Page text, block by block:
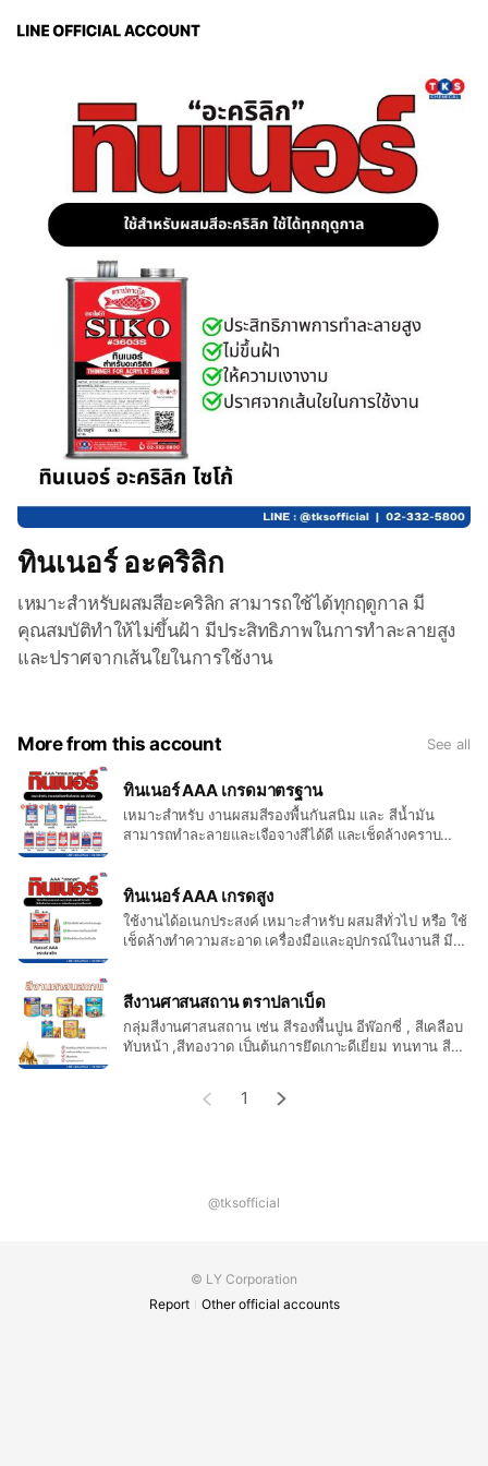
ทินเนอร์ อะคริลิก
เหมาะสำหรับผสมสีอะคริลิก สามารถใช้ได้ทุกฤดูกาล มี
คุณสมบัติทำให้ไม่ขึ้นฝ้า มีประสิทธิภาพในการทำละลายสูง
และปราศจากเส้นใยในการใช้งาน
More from this account See all
ทินเนอร์ AAA เกรดมาตรฐาน
เหมาะสำหรับ งานผสมสีรองพื้นกันสนิม และ สีน้ำมัน
สามารถทำละลายและเจือจางสีได้ดี และเช็ดล้างคราบ
ทินเนอร์ AAA เกรดสูง
ใช้งานได้อเนกประสงค์ เหมาะสำหรับ ผสมสีทั่วไป หรือ ใช้
เช็ดล้างทำความสะอาด เครื่องมือและอุปกรณ์ในงานสี มี
สีงานศาสนสถาน ตราปลาเบ็ด
กลุ่มสีงานศาสนสถาน เช่น สีรองพื้นปูน อีพ๊อกซี่ , สีเคลือบ
ทับหน้า ,สีทองวาด เป็นต้นการยึดเกาะดีเยี่ยม ทนทาน สีสัน
1
@tksofficial
© LY Corporation
Report
Other official accounts